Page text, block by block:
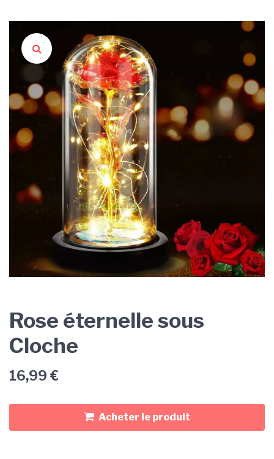
Rose éternelle sous
Cloche
16,99 €
Acheter le produit